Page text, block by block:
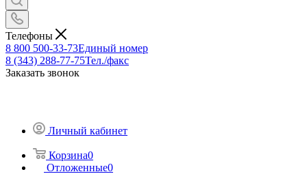
Телефоны
8 800 500-33-73Единый номер
8 (343) 288-77-75Тел./факс
Заказать звонок
Личный кабинет
Корзина0
Отложенные0